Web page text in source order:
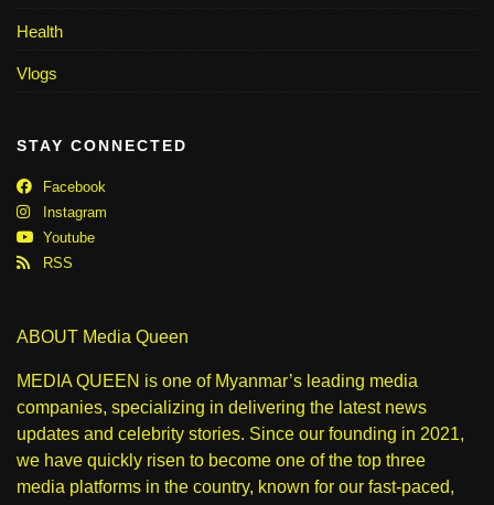
Health
Vlogs
STAY CONNECTED
Facebook
Instagram
Youtube
RSS
ABOUT Media Queen
MEDIA QUEEN is one of Myanmar’s leading media
companies, specializing in delivering the latest news
updates and celebrity stories. Since our founding in 2021,
we have quickly risen to become one of the top three
media platforms in the country, known for our fast-paced,